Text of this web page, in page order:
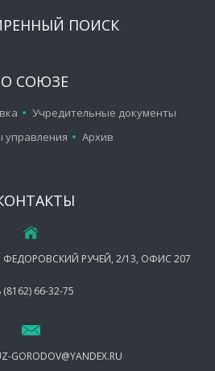
ПОИСК
О СОЮЗЕ
Учредительные документы
управления
Архив
РУЧЕЙ, 2/13, ОФИС 207
(8162) 66-32-75
GORODOV@YANDEX.RU